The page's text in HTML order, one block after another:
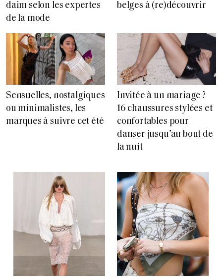
daim selon les expertes
de la mode
belges à (re)découvrir
Sensuelles, nostalgiques
ou minimalistes, les
marques à suivre cet été
Invitée à un mariage ?
16 chaussures stylées et
confortables pour
danser jusqu’au bout de
la nuit